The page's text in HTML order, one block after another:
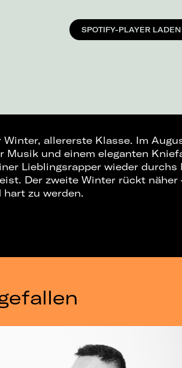
SPOTIFY-PLAYER LADEN
Winter, allererste Klasse. Im
Musik und einem eleganten
Lieblingsrapper wieder durchs
Der zweite Winter rückt
zu werden.